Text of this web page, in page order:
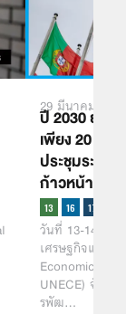
29 มีนาคม 2024
ปี 2030 ยุโร
เพียง 20 เป้
ประชุมระดับ
ก้าวหน้ากา
วันที่ 13-14 มีน
เศรษฐกิจแห่งส
Economic
UNECE) จัดกา
รพัฒ…